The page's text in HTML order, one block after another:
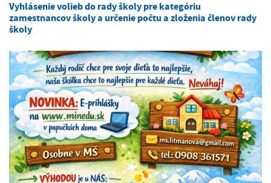
Vyhlásenie volieb do rady školy pre kategóriu
zamestnancov školy a určenie počtu a zloženia členov rady
školy